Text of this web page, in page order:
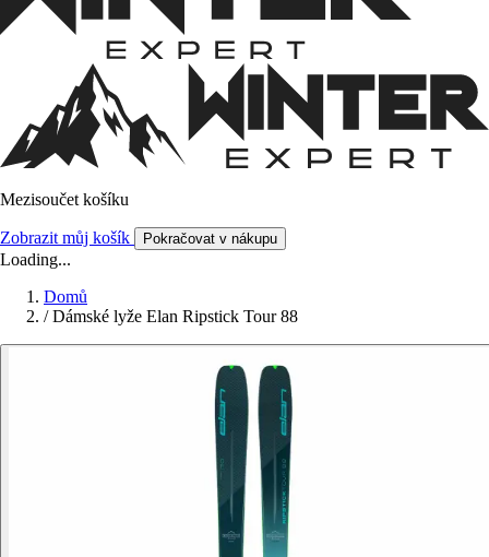
Mezisoučet košíku
Zobrazit můj košík Pokračovat v nákupu
Loading...
Domů
/ Dámské lyže Elan Ripstick Tour 88